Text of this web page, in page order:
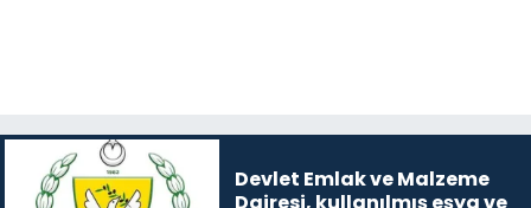
Devlet Emlak ve Malzeme